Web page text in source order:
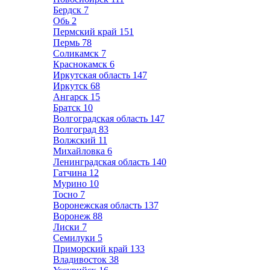
Бердск 7
Обь 2
Пермский край 151
Пермь 78
Соликамск 7
Краснокамск 6
Иркутская область 147
Иркутск 68
Ангарск 15
Братск 10
Волгоградская область 147
Волгоград 83
Волжский 11
Михайловка 6
Ленинградская область 140
Гатчина 12
Мурино 10
Тосно 7
Воронежская область 137
Воронеж 88
Лиски 7
Семилуки 5
Приморский край 133
Владивосток 38